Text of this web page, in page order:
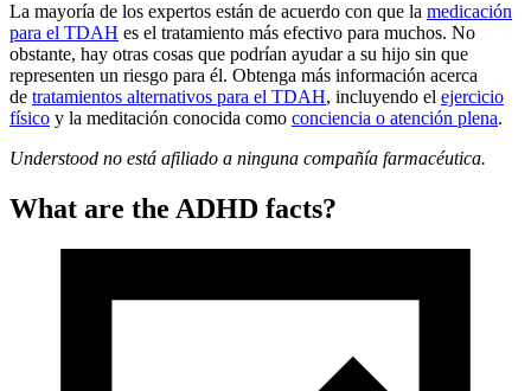
La mayoría de los expertos están de acuerdo con que la medicación
para el TDAH es el tratamiento más efectivo para muchos. No
obstante, hay otras cosas que podrían ayudar a su hijo sin que
representen un riesgo para él. Obtenga más información acerca
de tratamientos alternativos para el TDAH, incluyendo el ejercicio
físico y la meditación conocida como conciencia o atención plena.
Understood no está afiliado a ninguna compañía farmacéutica.
What are the ADHD facts?